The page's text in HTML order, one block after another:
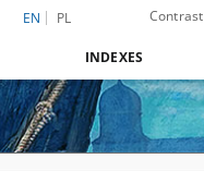
EN PL Contrast
INDEXES